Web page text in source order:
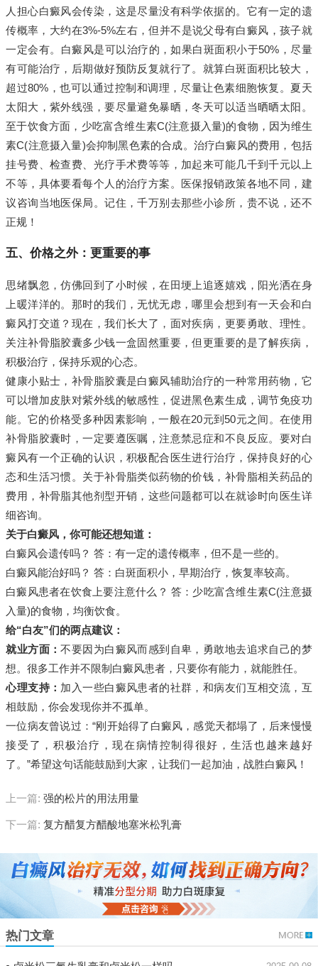
人担心白癜风会传染，这是尽量没有科学依据的。它有一定的遗
传概率，大约在3%-5%左右，但并不是说父母有白癜风，孩子就
一定会有。白癜风是可以治疗的，如果白斑面积小于50%，尽量
有可能治疗，后期做好预防反复就行了。就算白斑面积比较大，
超过80%，也可以通过控制和调理，尽量让色素细胞恢复。夏天
太阳大，紫外线强，要尽量避免暴晒，冬天可以适当晒晒太阳。
至于饮食方面，少吃富含维生素C(注意摄入量)的食物，因为维生
素C(注意摄入量)会抑制黑色素的合成。治疗白癜风的费用，包括
挂号费、检查费、光疗手术费等等，加起来可能几千到千元以上
不等，具体要看每个人的治疗方案。医保报销政策各地不同，建
议咨询当地医保局。记住，千万别去那些小诊所，贵不说，还不
正规！
五、价格之外：更重要的事
思绪飘忽，仿佛回到了小时候，在田埂上追逐嬉戏，阳光洒在身
上暖洋洋的。那时的我们，无忧无虑，哪里会想到有一天会和白
癜风打交道？现在，我们长大了，面对疾病，更要勇敢、理性。
关注补骨脂胶囊多少钱一盒固然重要，但更重要的是了解疾病，
积极治疗，保持乐观的心态。
健康小贴士，补骨脂胶囊是白癜风辅助治疗的一种常用药物，它
可以增加皮肤对紫外线的敏感性，促进黑色素生成，调节免疫功
能。它的价格受多种因素影响，一般在20元到50元之间。在使用
补骨脂胶囊时，一定要遵医嘱，注意禁忌症和不良反应。要对白
癜风有一个正确的认识，积极配合医生进行治疗，保持良好的心
态和生活习惯。关于补骨脂类似药物的价钱，补骨脂相关药品的
费用，补骨脂其他剂型开销，这些问题都可以在就诊时向医生详
细咨询。
关于白癜风，你可能还想知道：
白癜风会遗传吗？ 答：有一定的遗传概率，但不是一些的。
白癜风能治好吗？ 答：白斑面积小，早期治疗，恢复率较高。
白癜风患者在饮食上要注意什么？ 答：少吃富含维生素C(注意摄
入量)的食物，均衡饮食。
给“白友”们的两点建议：
就业方面：不要因为白癜风而感到自卑，勇敢地去追求自己的梦
想。很多工作并不限制白癜风患者，只要你有能力，就能胜任。
心理支持： 加入一些白癜风患者的社群，和病友们互相交流，互
相鼓励，你会发现你并不孤单。
一位病友曾说过：“刚开始得了白癜风，感觉天都塌了，后来慢慢
接受了，积极治疗，现在病情控制得很好，生活也越来越好
了。”希望这句话能鼓励到大家，让我们一起加油，战胜白癜风！
上一篇:强的松片的用法用量
下一篇:复方醋复方醋酸地塞米松乳膏
热门文章